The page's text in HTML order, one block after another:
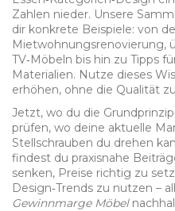
Zahlen nieder. Unsere
dir konkrete Beispiele: von
Mietwohnungsrenovierung,
TV‑Möbeln bis hin zu Tipps
Materialien. Nutze dieses
erhöhen, ohne die Qualität
Jetzt, wo du die
prüfen, wo deine aktuelle
Stellschrauben du drehen
findest du praxisnahe
senken, Preise richtig zu
Design‑Trends zu nutzen –
Gewinnmarge Möbel